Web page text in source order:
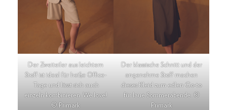
Der Zweiteiler aus leichtem
Stoff ist ideal für heiße Office-
Tage und lässt sich auch
einzeln kombinieren. We love!
© Primark
Der klassische Schnitt und der
angenehme Stoff machen
dieses Kleid zum edlen Go-to
für laue Sommerabende. ©
Primark